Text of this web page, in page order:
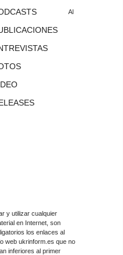
Al
y utilizar cualquier
en Internet, son
los enlaces al
web ukrinform.es que no
inferiores al primer